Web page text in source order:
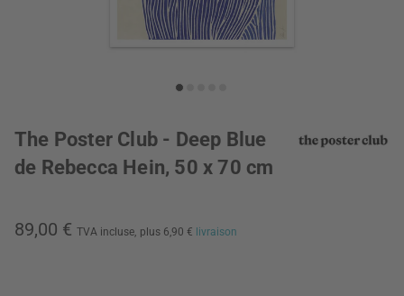
The Poster Club - Deep Blue
de Rebecca Hein, 50 x 70 cm
89,00 € TVA incluse, plus 6,90 € livraison